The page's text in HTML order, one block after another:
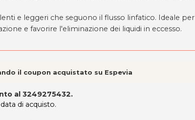
e leggeri che seguono il flusso linfatico. Ideale per
e favorire l'eliminazione dei liquidi in eccesso.
il coupon acquistato su Espevia
al 3249275432.
di acquisto.